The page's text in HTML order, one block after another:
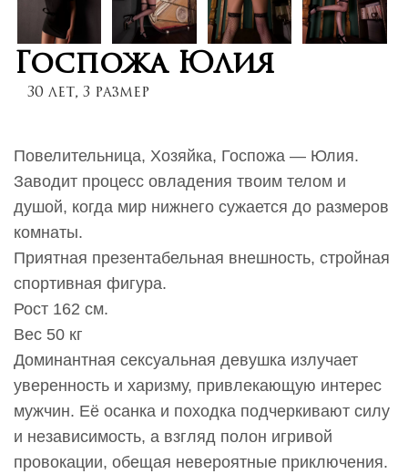
Госпожа Юлия
30 лет, 3 размер
Повелительница, Хозяйка, Госпожа — Юлия.
Заводит процесс овладения твоим телом и
душой, когда мир нижнего сужается до размеров
комнаты.
Приятная презентабельная внешность, стройная
спортивная фигура.
Рост 162 см.
Вес 50 кг
Доминантная сексуальная девушка излучает
уверенность и харизму, привлекающую интерес
мужчин. Её осанка и походка подчеркивают силу
и независимость, а взгляд полон игривой
провокации, обещая невероятные приключения.